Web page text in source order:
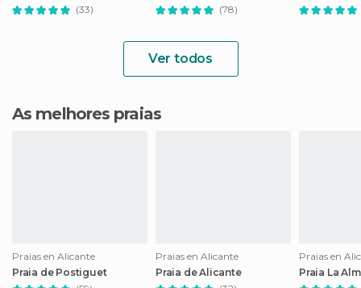
(33)
(78)
Ver todos
As melhores praias
Praias en Alicante
Praia de Postiguet
Praias en Alicante
Praia de Alicante
Praias en
Praia La